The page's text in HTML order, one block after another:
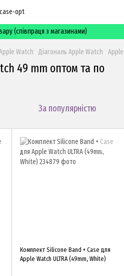
(співпраця з магазинами)
Watch Діагональ Apple Watch
49 mm оптом та по
За популярністю
Комплект Silicone Band + Case для
Apple Watch ULTRA (49mm, White)